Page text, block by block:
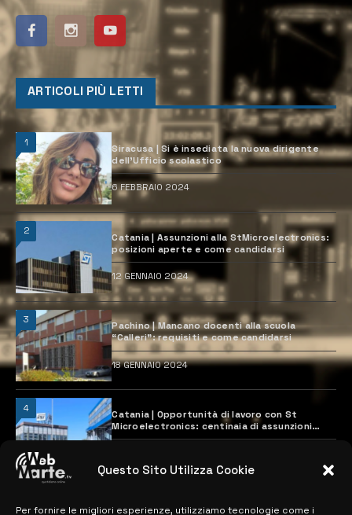
Questo Sito Utilizza Cookie
Per fornire le migliori esperienze, utilizziamo tecnologie come i
ARTICOLI PIÙ LETTI
1
Siracusa | Si è insediata la nuova dirigente
dell’Ufficio scolastico
6 FEBBRAIO 2024
2
Catania | Assunzioni alla StMicroelectronics:
posizioni aperte e come candidarsi
12 GENNAIO 2024
3
Pachino | Mancano docenti alla scuola
“Calleri”: requisiti e come candidarsi
18 GENNAIO 2024
4
Catania | Opportunità di lavoro con St
Microelectronics: centinaia di assunzioni
previste